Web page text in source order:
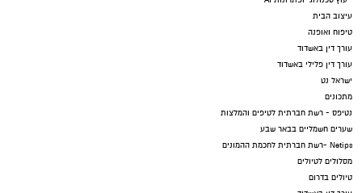
עיצוב הבית
טיפוח ואופנה
עורך דין באשדוד
עורך דין פלילי באשדוד
ישראל נט
מתכונים
נטיפס - רשת חברתית לטיפים והמלצות
שערים חשמליים בבאר שבע
Netips -רשת חברתית לחכמת ההמונים
מסלולים לטיולים
טיולים בדרום